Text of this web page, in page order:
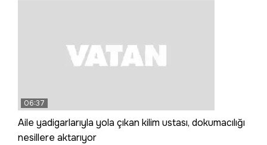
06:37
Aile yadigarlarıyla yola çıkan kilim ustası, dokumacılığı
nesillere aktarıyor